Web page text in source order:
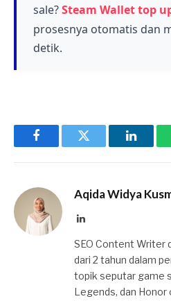
berbagai genre dengan
sale?Steam Wallet top
prosesnya otomatis dan
detik.
FacebookTwitter
Aqida Widya
LinkedIn
SEO Content Writer
dari 2 tahun dalam
topik seputar game
Legends, dan Honor